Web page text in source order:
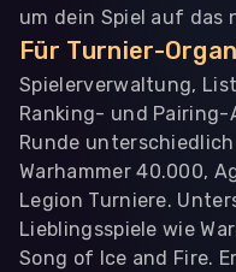
um dein Spiel auf das
Für Turnier-
Spielerverwaltung,
Ranking- und
Runde
Warhammer 40.000,
Legion Turniere.
Lieblingsspiele wie
Song of Ice and Fire.